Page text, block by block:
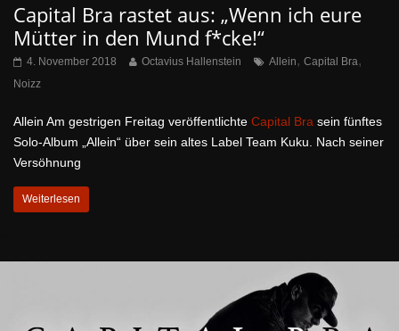
Capital Bra rastet aus: „Wenn ich eure
Mütter in den Mund f*cke!“
4. November 2018 Octavius Hallenstein Allein, Capital Bra,
Noizz
Allein Am gestrigen Freitag veröffentlichte Capital Bra sein fünftes
Solo-Album „Allein“ über sein altes Label Team Kuku. Nach seiner
Versöhnung
Weiterlesen